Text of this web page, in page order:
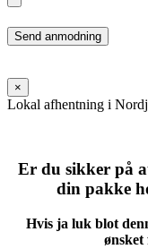
Please
leave
field
empty.
×
Lokal afhentning i
Er du sikker på
din pakke
Hvis ja luk blot
ønsket